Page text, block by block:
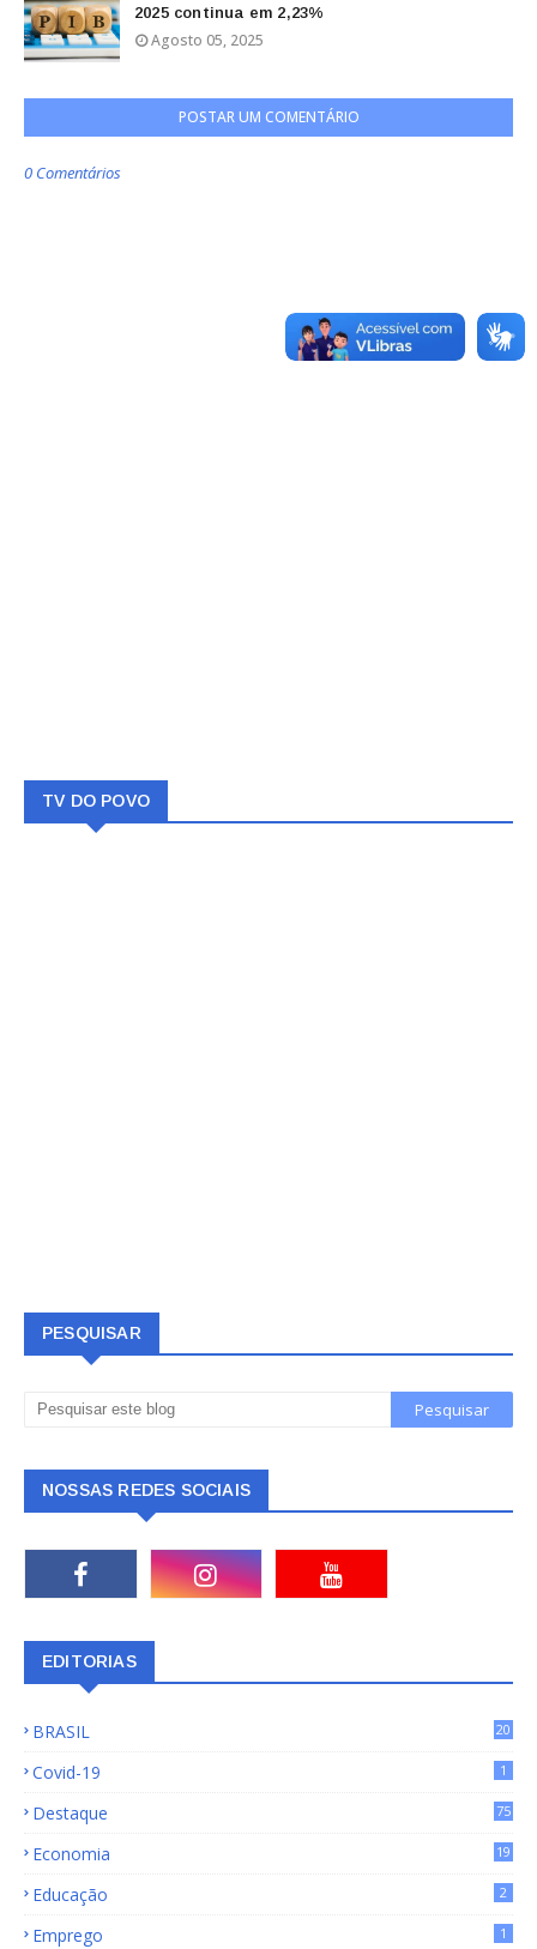
2025 continua em 2,23%
Agosto 05, 2025
POSTAR UM COMENTÁRIO
0 Comentários
TV DO POVO
PESQUISAR
NOSSAS REDES SOCIAIS
EDITORIAS
BRASIL
20
Covid-19 1
Destaque
75
Economia
19
Educação 2
Emprego 1